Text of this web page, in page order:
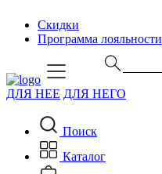
Скидки
Программа лояльности
ДЛЯ НЕЕ ДЛЯ НЕГО
Поиск
Каталог